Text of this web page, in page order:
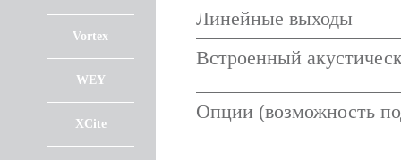
Vortex
WEY
XCite
Линейные выходы
Встроенный
Опции (возможность